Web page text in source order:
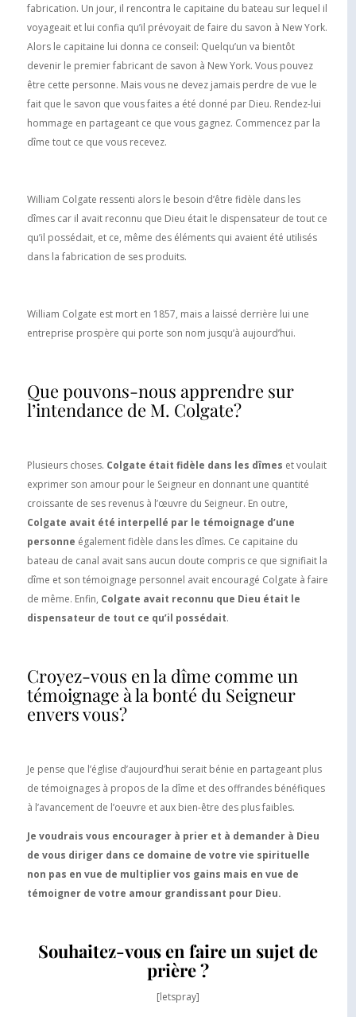
fabrication. Un jour, il rencontra le capitaine du bateau sur lequel il
voyageait et lui confia qu’il prévoyait de faire du savon à New York.
Alors le capitaine lui donna ce conseil: Quelqu’un va bientôt
devenir le premier fabricant de savon à New York. Vous pouvez
être cette personne. Mais vous ne devez jamais perdre de vue le
fait que le savon que vous faites a été donné par Dieu. Rendez-lui
hommage en partageant ce que vous gagnez. Commencez par la
dîme tout ce que vous recevez.
William Colgate ressenti alors le besoin d’être fidèle dans les
dîmes car il avait reconnu que Dieu était le dispensateur de tout ce
qu’il possédait, et ce, même des éléments qui avaient été utilisés
dans la fabrication de ses produits.
William Colgate est mort en 1857, mais a laissé derrière lui une
entreprise prospère qui porte son nom jusqu’à aujourd’hui.
Que pouvons-nous apprendre sur
l’intendance de M. Colgate?
Plusieurs choses. Colgate était fidèle dans les dîmes et voulait
exprimer son amour pour le Seigneur en donnant une quantité
croissante de ses revenus à l’œuvre du Seigneur. En outre,
Colgate avait été interpellé par le témoignage d’une
personne également fidèle dans les dîmes. Ce capitaine du
bateau de canal avait sans aucun doute compris ce que signifiait la
dîme et son témoignage personnel avait encouragé Colgate à faire
de même. Enfin, Colgate avait reconnu que Dieu était le
dispensateur de tout ce qu’il possédait.
Croyez-vous en la dîme comme un
témoignage à la bonté du Seigneur
envers vous?
Je pense que l’église d’aujourd’hui serait bénie en partageant plus
de témoignages à propos de la dîme et des offrandes bénéfiques
à l’avancement de l’oeuvre et aux bien-être des plus faibles.
Je voudrais vous encourager à prier et à demander à Dieu
de vous diriger dans ce domaine de votre vie spirituelle
non pas en vue de multiplier vos gains mais en vue de
témoigner de votre amour grandissant pour Dieu.
Souhaitez-vous en faire un sujet de
prière ?
[letspray]